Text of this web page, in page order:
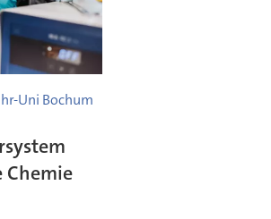
Uni Bochum
Chemie